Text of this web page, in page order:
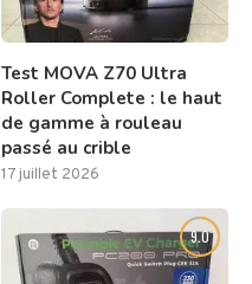
Test MOVA Z70 Ultra
Roller Complete : le haut
de gamme à rouleau
passé au crible
17 juillet 2026
9.0